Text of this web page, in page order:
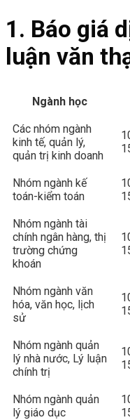
1. Báo giá
luận văn
Ngành học
Các nhóm ngành
kinh tế, quản lý,
quản trị kinh doanh
Nhóm ngành kế
toán-kiểm toán
Nhóm ngành tài
chính ngân hàng, thị
trường chứng
khoán
Nhóm ngành văn
hóa, văn học, lịch
sử
Nhóm ngành quản
lý nhà nước, Lý luận
chính trị
Nhóm ngành quản
lý giáo dục